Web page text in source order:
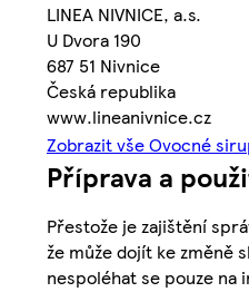
LINEA NIVNICE, a.s.
U Dvora 190
687 51 Nivnice
Česká republika
www.lineanivnice.cz
Zobrazit vše Ovocné
Příprava a
Přestože je zajištění
že může dojít ke změně
nespoléhat se pouze